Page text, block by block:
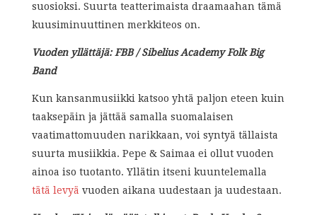
suosioksi. Suurta teatterimaista draamaahan tämä
kuusiminuuttinen merkkiteos on.
Vuoden yllättäjä: FBB / Sibelius Academy Folk Big
Band
Kun kansanmusiikki katsoo yhtä paljon eteen kuin
taaksepäin ja jättää samalla suomalaisen
vaatimattomuuden narikkaan, voi syntyä tällaista
suurta musiikkia. Pepe & Saimaa ei ollut vuoden
ainoa iso tuotanto. Yllätin itseni kuuntelemalla
tätä levyä vuoden aikana uudestaan ja uudestaan.